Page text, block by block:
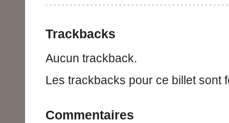
Trackbacks
Aucun trackback.
Les trackbacks pour ce billet sont
Commentaires